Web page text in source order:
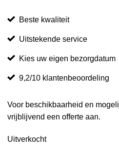
Beste kwaliteit
Uitstekende service
Kies uw eigen bezorgdatum
9,2/10 klantenbeoordeling
Voor beschikbaarheid en
vrijblijvend een offerte aan.
Uitverkocht